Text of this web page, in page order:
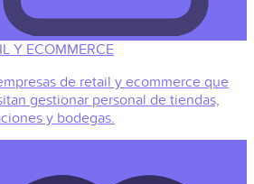
Y ECOMMERCE
de retail y ecommerce que
gestionar personal de tiendas,
y bodegas.